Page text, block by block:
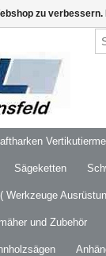
Sägeketten
Werkzeuge
und Zubehör
zu